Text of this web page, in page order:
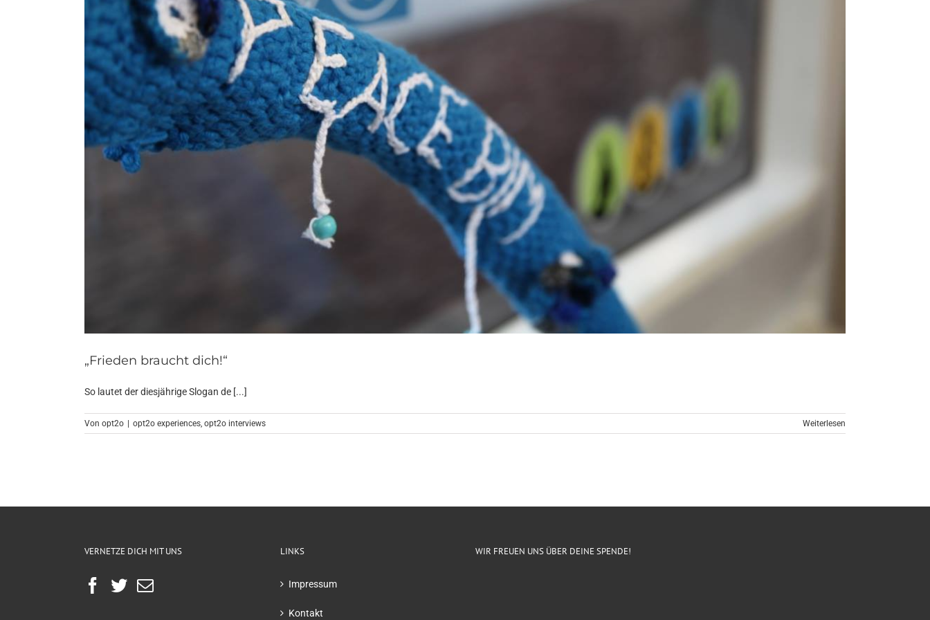
„Frieden braucht dich!“
So lautet der diesjährige Slogan de [...]
Von opt2o opt2o experiences, opt2o interviews Weiterlesen
VERNETZE DICH MIT UNS LINKS
Impressum
Kontakt
WIR FREUEN UNS ÜBER DEINE SPENDE!